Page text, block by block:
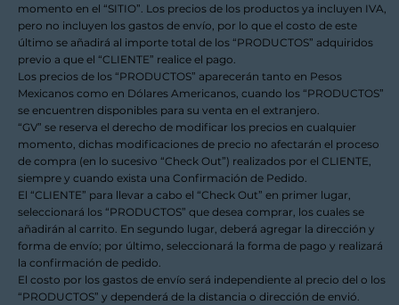
momento en el “SITIO”. Los precios de los productos ya incluyen IVA,
pero no incluyen los gastos de envío, por lo que el costo de este
último se añadirá al importe total de los “PRODUCTOS” adquiridos
previo a que el “CLIENTE” realice el pago.
Los precios de los “PRODUCTOS” aparecerán tanto en Pesos
Mexicanos como en Dólares Americanos, cuando los “PRODUCTOS”
se encuentren disponibles para su venta en el extranjero.
“GV” se reserva el derecho de modificar los precios en cualquier
momento, dichas modificaciones de precio no afectarán el proceso
de compra (en lo sucesivo “Check Out”) realizados por el CLIENTE,
siempre y cuando exista una Confirmación de Pedido.
El “CLIENTE” para llevar a cabo el “Check Out” en primer lugar,
seleccionará los “PRODUCTOS” que desea comprar, los cuales se
añadirán al carrito. En segundo lugar, deberá agregar la dirección y
forma de envío; por último, seleccionará la forma de pago y realizará
la confirmación de pedido.
El costo por los gastos de envío será independiente al precio del o los
“PRODUCTOS” y dependerá de la distancia o dirección de envió.